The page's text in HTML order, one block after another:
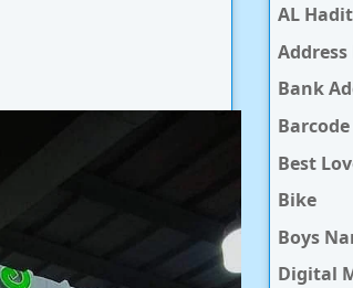
AL
Bank
Best
Bike
Boys
Digital